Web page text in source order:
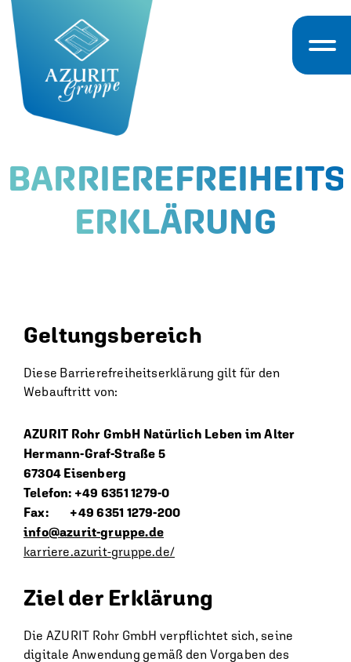
ERKLÄRUNG
Geltungsbereich
Diese Barrierefreiheits­erklärung gilt für den
Webauftritt von:
AZURIT Rohr GmbH Natürlich Leben im Alter
Hermann-Graf-Straße 5
67304 Eisenberg
Telefon: +49 6351 1279-0
Fax: +49 6351 1279-200
info@azurit-gruppe.de
karriere.azurit-gruppe.de/
Ziel der Erklärung
Die AZURIT Rohr GmbH verpflichtet sich, seine
digitale Anwendung gemäß den Vorgaben des